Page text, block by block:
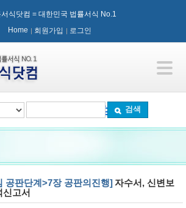
식닷컴 = 대한민국 법률서식 No.1
Home
회원가입 로그인
검색
공판단계>7장 공판의진행]자수서, 신변보
신고서